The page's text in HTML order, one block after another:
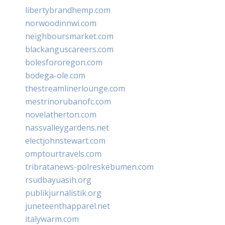
libertybrandhemp.com
norwoodinnwi.com
neighboursmarket.com
blackanguscareers.com
bolesfororegon.com
bodega-ole.com
thestreamlinerlounge.com
mestrinorubanofc.com
novelatherton.com
nassvalleygardens.net
electjohnstewart.com
omptourtravels.com
tribratanews-polreskebumen.com
rsudbayuasih.org
publikjurnalistik.org
juneteenthapparel.net
italywarm.com